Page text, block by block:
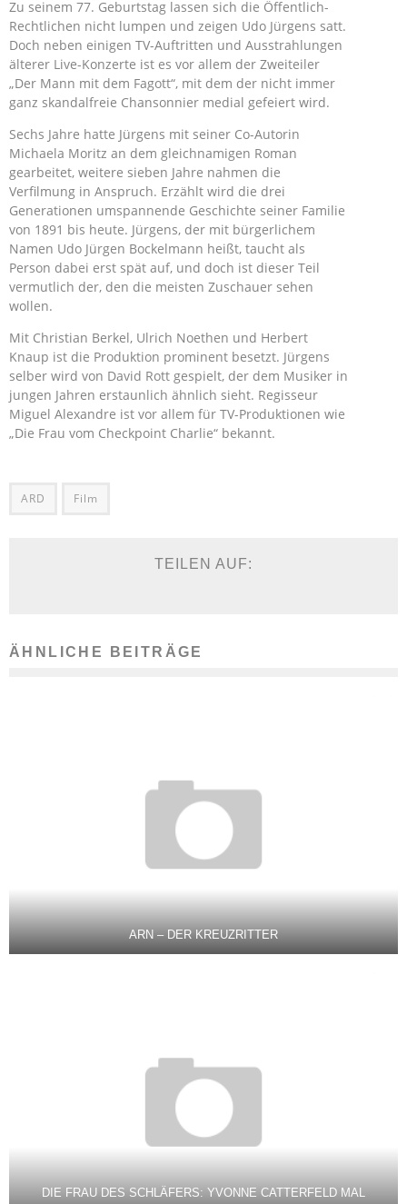
Zu seinem 77. Geburtstag lassen sich die Öffentlich-
Rechtlichen nicht lumpen und zeigen Udo Jürgens satt.
Doch neben einigen TV-Auftritten und Ausstrahlungen
älterer Live-Konzerte ist es vor allem der Zweiteiler
„Der Mann mit dem Fagott“, mit dem der nicht immer
ganz skandalfreie Chansonnier medial gefeiert wird.
Sechs Jahre hatte Jürgens mit seiner Co-Autorin
Michaela Moritz an dem gleichnamigen Roman
gearbeitet, weitere sieben Jahre nahmen die
Verfilmung in Anspruch. Erzählt wird die drei
Generationen umspannende Geschichte seiner Familie
von 1891 bis heute. Jürgens, der mit bürgerlichem
Namen Udo Jürgen Bockelmann heißt, taucht als
Person dabei erst spät auf, und doch ist dieser Teil
vermutlich der, den die meisten Zuschauer sehen
wollen.
Mit Christian Berkel, Ulrich Noethen und Herbert
Knaup ist die Produktion prominent besetzt. Jürgens
selber wird von David Rott gespielt, der dem Musiker in
jungen Jahren erstaunlich ähnlich sieht. Regisseur
Miguel Alexandre ist vor allem für TV-Produktionen wie
„Die Frau vom Checkpoint Charlie“ bekannt.
ARD Film
TEILEN AUF:
ÄHNLICHE BEITRÄGE
ARN – DER KREUZRITTER
DIE FRAU DES SCHLÄFERS: YVONNE CATTERFELD MAL